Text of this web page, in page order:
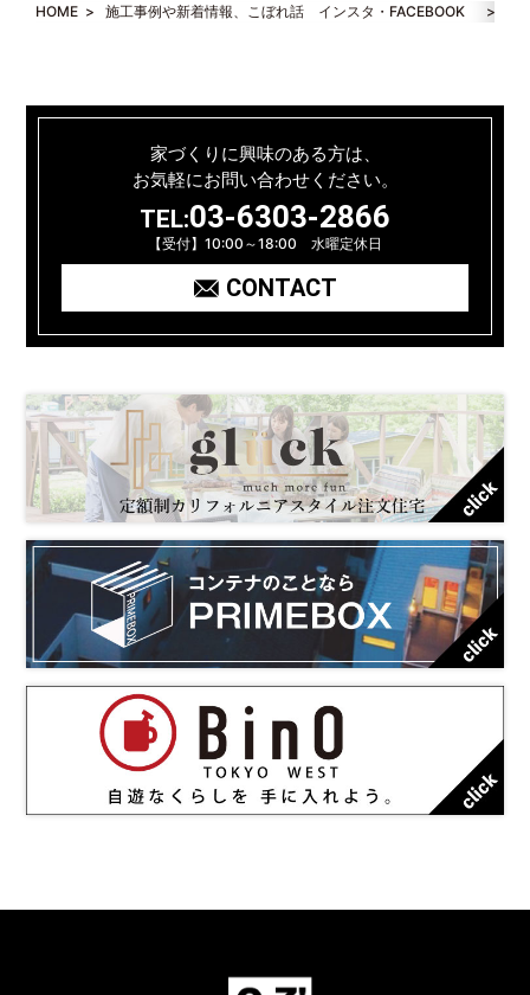
HOME > 施工事例や新着情報、こぼれ話 インスタ・FACEBOOK >
家づくりに興味のある方は、
お気軽にお問い合わせください。
TEL:03-6303-2866
【受付】10:00～18:00 水曜定休日
CONTACT